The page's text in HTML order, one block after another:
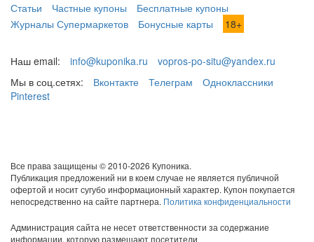
Статьи
Частные купоны
Бесплатные купоны
Журналы Супермаркетов
Бонусные карты 18+
Наш email: info@kuponika.ru
vopros-po-situ@yandex.ru
Мы в соц.сетях:
Вконтакте Телеграм
Одноклассники
Pinterest
Все права защищены © 2010-2026 Купоника.
Публикация предложений ни в коем случае не является публичной
офертой и носит сугубо информационный характер. Купон покупается
непосредственно на сайте партнера. Политика конфиденциальности
Администрация сайта не несет ответственности за содержание
информации, которую размещают посетители